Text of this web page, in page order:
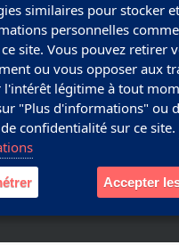
similaires pour stocker
personnelles
site. Vous pouvez retirer
ou vous opposer aux
l'intérêt légitime à tout
"Plus d'informations" ou
confidentialité sur ce site.
Accepter